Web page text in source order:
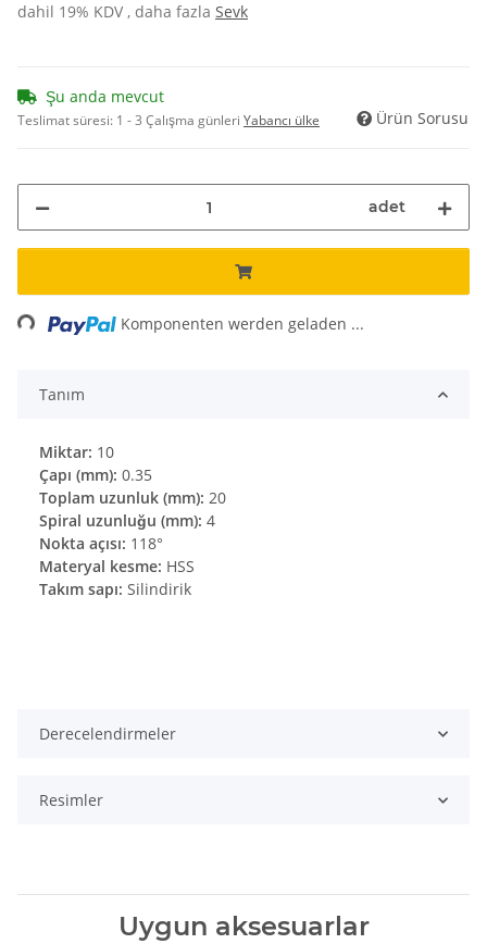
dahil 19% KDV , daha fazla Sevk
Şu anda mevcut
Teslimat süresi: 1 - 3 Çalışma günleri Yabancı ülke Ürün Sorusu
adet
Komponenten werden geladen ...
Tanım
Miktar: 10
Çapı (mm): 0.35
Toplam uzunluk (mm): 20
Spiral uzunluğu (mm): 4
Nokta açısı: 118°
Materyal kesme: HSS
Takım sapı: Silindirik
Derecelendirmeler
Resimler
Uygun aksesuarlar